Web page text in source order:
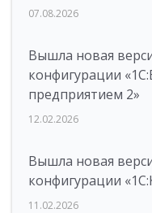
07.08.2026
Вышла новая
конфигурации
предприятием 2»
12.02.2026
Вышла новая
конфигурации
11.02.2026